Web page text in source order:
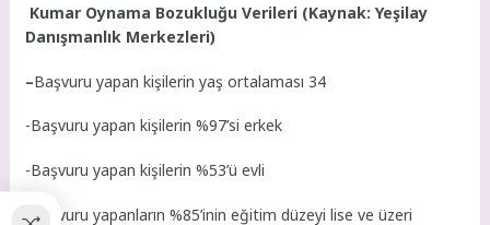
Kumar Oynama Bozukluğu Verileri (Kaynak: Yeşilay
Danışmanlık Merkezleri)
–Başvuru yapan kişilerin yaş ortalaması 34
-Başvuru yapan kişilerin %97’si erkek
-Başvuru yapan kişilerin %53’ü evli
-Başvuru yapanların %85’inin eğitim düzeyi lise ve üzeri